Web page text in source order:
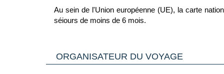
Lors de votre séjour à l’hôtel, la chambre est mise
jour.
En cas d’arrivée tardive à l’hôtel le premier jour,
assiette froide dans la chambre. En cas de départ
Confort des hôtels
Au sein de l'Union européenne (UE), la carte
séjours de moins de 6 mois.
Pour toutes informations concernant les
Les mineurs voyageant à l’étranger doivent
être accompagnés de leurs représentants légaux
Un séjour à l’étranger implique pour tout
hospitalier.
ORGANISATEUR DU VOYAGE